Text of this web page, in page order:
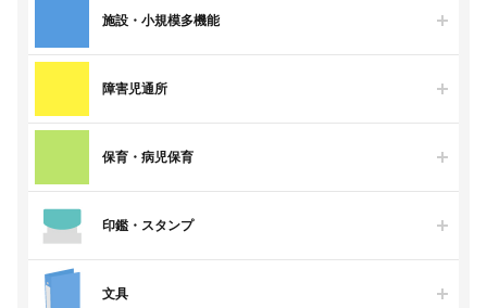
施設・小規模多機能
障害児通所
保育・病児保育
印鑑・スタンプ
文具